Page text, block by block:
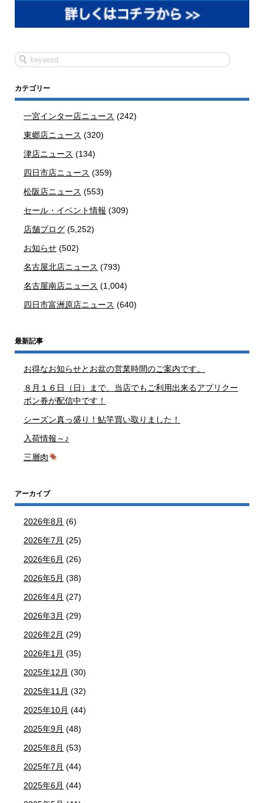
カテゴリー
一宮インター店ニュース (242)
東郷店ニュース (320)
津店ニュース (134)
四日市店ニュース (359)
松阪店ニュース (553)
セール・イベント情報 (309)
店舗ブログ (5,252)
お知らせ (502)
名古屋北店ニュース (793)
名古屋南店ニュース (1,004)
四日市富洲原店ニュース (640)
最新記事
お得なお知らせとお盆の営業時間のご案内です。
８月１６日（日）まで、当店でもご利用出来るアプリクー
ポン券が配信中です！
シーズン真っ盛り！鮎竿買い取りました！
入荷情報～♪
三層肉
アーカイブ
2026年8月 (6)
2026年7月 (25)
2026年6月 (26)
2026年5月 (38)
2026年4月 (27)
2026年3月 (29)
2026年2月 (29)
2026年1月 (35)
2025年12月 (30)
2025年11月 (32)
2025年10月 (44)
2025年9月 (48)
2025年8月 (53)
2025年7月 (44)
2025年6月 (44)